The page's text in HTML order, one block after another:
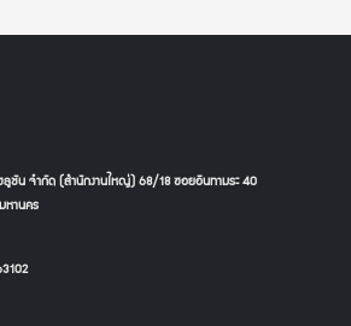
ชัน จำกัด (สำนักงานใหญ่) 68/18 ซอยอินทามระ 40
หานคร